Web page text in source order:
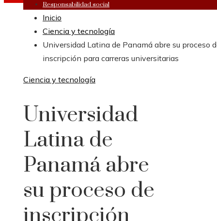
Responsabilidad social
Inicio
Ciencia y tecnología
Universidad Latina de Panamá abre su proceso
inscripción para carreras universitarias
Ciencia y tecnología
Universidad
Latina de
Panamá abre
su proceso de
inscripción